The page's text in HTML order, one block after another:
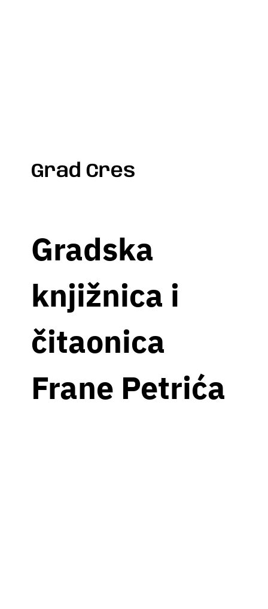
Grad Cres
Gradska
knjižnica i
čitaonica
Frane Petrića